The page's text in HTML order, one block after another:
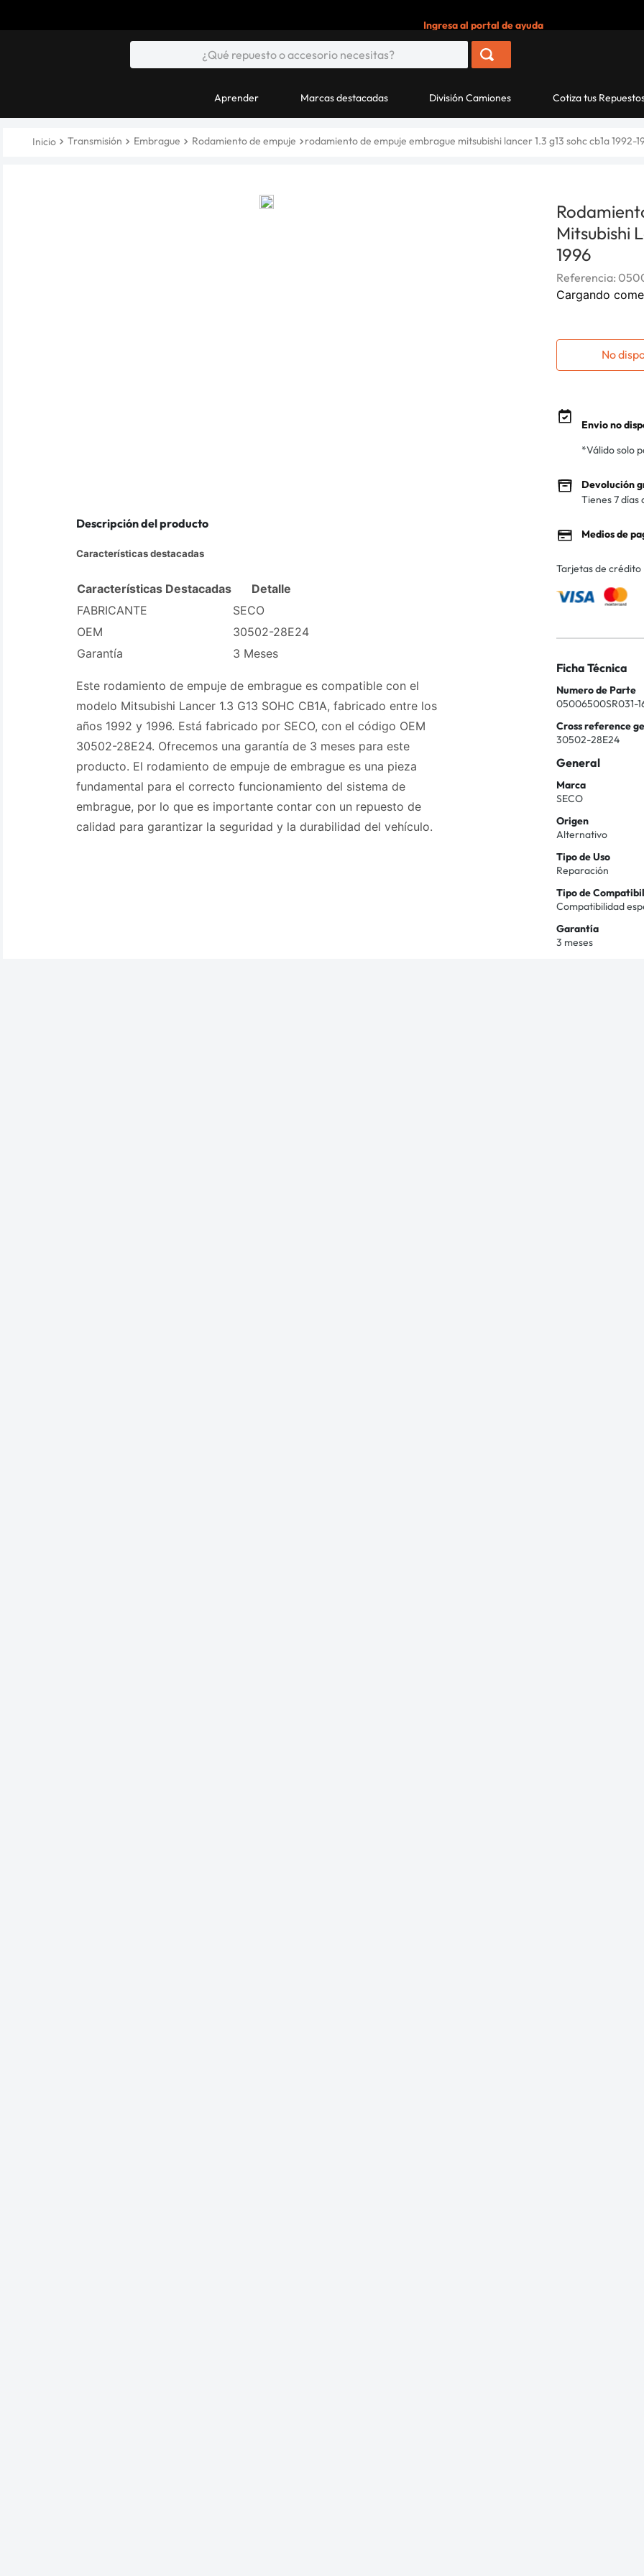
Ingresa al portal de ayuda
Aprender Marcas destacadas División Camiones Cotiza tus
Transmisión Embrague Rodamiento de empuje rodamiento de empuje embrague mitsubishi lancer 1.3 g13 sohc cb1a 1992-
Descripción del producto
Características destacadas
Características Destacadas
Detalle
FABRICANTE
SECO
OEM
30502-28E24
Garantía
3 Meses
Este rodamiento de empuje de embrague es compatible con el
modelo Mitsubishi Lancer 1.3 G13 SOHC CB1A, fabricado entre los
años 1992 y 1996. Está fabricado por SECO, con el código OEM
30502-28E24. Ofrecemos una garantía de 3 meses para este
producto. El rodamiento de empuje de embrague es una pieza
fundamental para el correcto funcionamiento del sistema de
embrague, por lo que es importante contar con un repuesto de
calidad para garantizar la seguridad y la durabilidad del vehículo.
Mitsubishi
1996
Referencia:
Cargando
No
Envio no
*Válido solo
Devolución
Tienes 7 días
Medios de
Tarjetas de crédito
Ficha Técnica
Numero de Parte
05006500SR031-
Cross reference
30502-28E24
General
Marca
SECO
Origen
Alternativo
Tipo de Uso
Reparación
Tipo de
Compatibilidad
Garantía
3 meses